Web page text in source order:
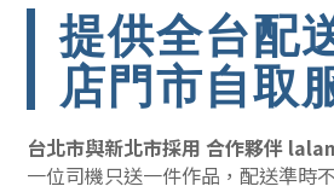
提供全台配
店門市自取
台北市與新北市採用 合作夥伴
一位司機只送一件作品，配送準時